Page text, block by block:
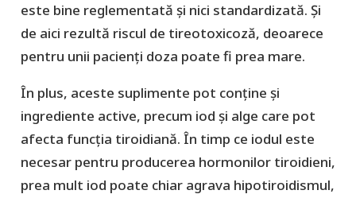
este bine reglementată și nici standardizată. Și
de aici rezultă riscul de tireotoxicoză, deoarece
pentru unii pacienți doza poate fi prea mare.
În plus, aceste suplimente pot conține și
ingrediente active, precum iod și alge care pot
afecta funcția tiroidiană. În timp ce iodul este
necesar pentru producerea hormonilor tiroidieni,
prea mult iod poate chiar agrava hipotiroidismul,